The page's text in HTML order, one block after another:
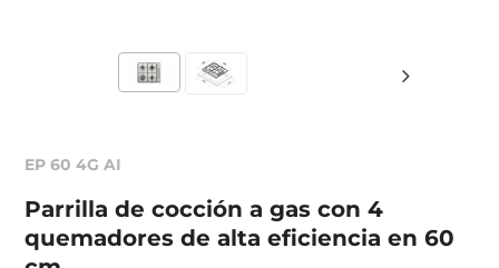
EP 60 4G AI
Parrilla de cocción a gas con 4
quemadores de alta eficiencia en 60